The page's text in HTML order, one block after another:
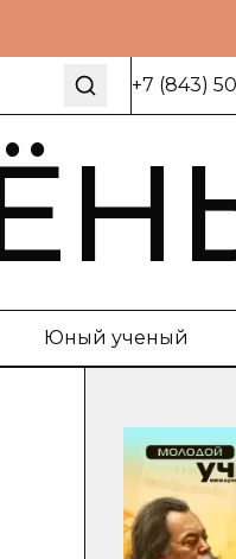
+7 (843)
Юный ученый